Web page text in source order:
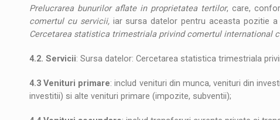
Prelucrarea bunurilor aflate in proprietatea tertilor, care,
comertul cu servicii,iar sursa datelor pentru aceasta pozitie
Cercetarea statistica trimestriala privind comertul international
4.2. Servicii: Sursa datelor: Cercetarea statistica trimestriala
4.3 Venituri primare: includ venituri din munca, venituri din
investitii) si alte venituri primare (impozite, subventii);